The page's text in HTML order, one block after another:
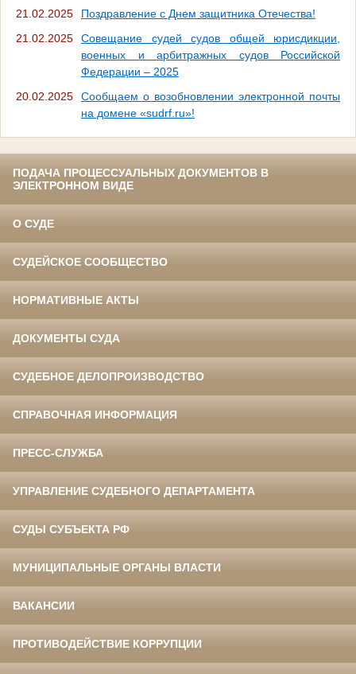
21.02.2025
Поздравление с Днем защитника Отечества!
21.02.2025
Совещание судей судов общей юрисдикции,
военных и арбитражных судов Российской
Федерации – 2025
20.02.2025
Сообщаем о возобновлении электронной почты
на домене «sudrf.ru»!
ПОДАЧА ПРОЦЕССУАЛЬНЫХ ДОКУМЕНТОВ В
ЭЛЕКТРОННОМ ВИДЕ
О СУДЕ
СУДЕЙСКОЕ СООБЩЕСТВО
НОРМАТИВНЫЕ АКТЫ
ДОКУМЕНТЫ СУДА
СУДЕБНОЕ ДЕЛОПРОИЗВОДСТВО
СПРАВОЧНАЯ ИНФОРМАЦИЯ
ПРЕСС-СЛУЖБА
УПРАВЛЕНИЕ СУДЕБНОГО ДЕПАРТАМЕНТА
СУДЫ СУБЪЕКТА РФ
МУНИЦИПАЛЬНЫЕ ОРГАНЫ ВЛАСТИ
ВАКАНСИИ
ПРОТИВОДЕЙСТВИЕ КОРРУПЦИИ